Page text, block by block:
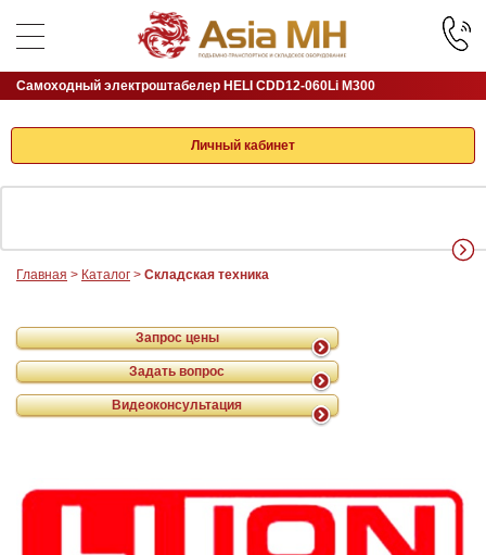
Личный кабинет
Главная > Каталог > Складская техника
Самоходный электроштабелер HELI CDD12-060Li M300
Запрос цены
Задать вопрос
Видеоконсультация